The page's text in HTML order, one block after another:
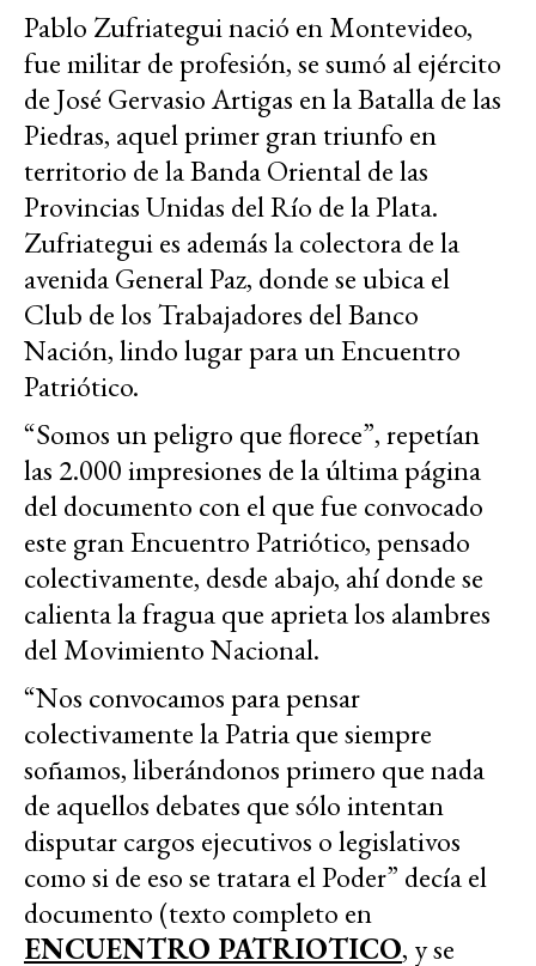
Pablo Zufriategui nació en Montevideo,
fue militar de profesión, se sumó al ejército
de José Gervasio Artigas en la Batalla de las
Piedras, aquel primer gran triunfo en
territorio de la Banda Oriental de las
Provincias Unidas del Río de la Plata.
Zufriategui es además la colectora de la
avenida General Paz, donde se ubica el
Club de los Trabajadores del Banco
Nación, lindo lugar para un Encuentro
Patriótico.
“Somos un peligro que florece”, repetían
las 2.000 impresiones de la última página
del documento con el que fue convocado
este gran Encuentro Patriótico, pensado
colectivamente, desde abajo, ahí donde se
calienta la fragua que aprieta los alambres
del Movimiento Nacional.
“Nos convocamos para pensar
colectivamente la Patria que siempre
soñamos, liberándonos primero que nada
de aquellos debates que sólo intentan
disputar cargos ejecutivos o legislativos
como si de eso se tratara el Poder” decía el
documento (texto completo en
ENCUENTRO PATRIOTICO, y se